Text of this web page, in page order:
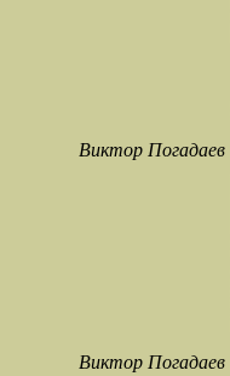
Виктор Погадаев
Виктор Погадаев